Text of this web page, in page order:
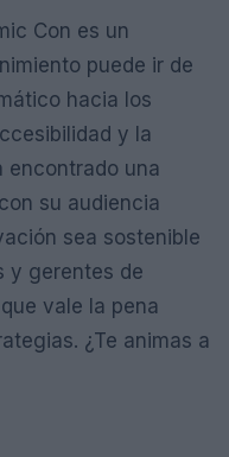
Con es un
puede ir de
hacia los
y la
encontrado una
su audiencia
sea sostenible
y gerentes de
vale la pena
¿Te animas a